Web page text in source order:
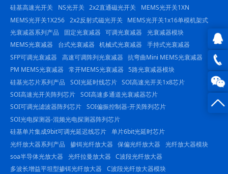
QQ在
线咨
询
0816
硅基高速光开关
NS光开关 2x2直通磁光开关
MEMS光开关1XN
MEMS光开关1X256 2x2反射式磁光开关
MEMS光开关1x16单模机架式
光衰减器系列产品
固定光衰减器 可调光衰减器
光衰减器模块
MEMS光衰减器
台式光衰减器 机械式光衰减器
手持式光衰减器
SFP可调光衰减器
高速可调阵列光衰减器 抗弯曲Mini MEMS光衰减器
PM MEMS光衰减器
常开MEMS光衰减器 5路光衰减器模块
硅基光芯片系列产品
SOI光延时线芯片 SOI高速光开关1x8芯片
SOI高速光开关阵列芯片 SOI高速多通道光衰减器芯片
SOI可调光滤波器阵列芯片 SOI偏振控制器-开关阵列芯片
SOI光电探测器-混频光电探测器阵列芯片
硅基单片集成9bit可调光延迟线芯片 单片6bit光延时芯片
光纤放大器系列产品
掺铒光纤放大器 保偏光纤放大器
光纤放大器模块
soa半导体光放大器
光纤拉曼放大器 C波段光纤放大器
多波长增益平坦型掺铒光纤放大器
C波段光纤放大器模块